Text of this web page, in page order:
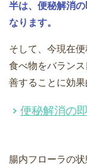
半は、便秘解消
なります。
そして、今現在
食べ物をバラン
善することに効果
便秘解消の
腸内フローラの